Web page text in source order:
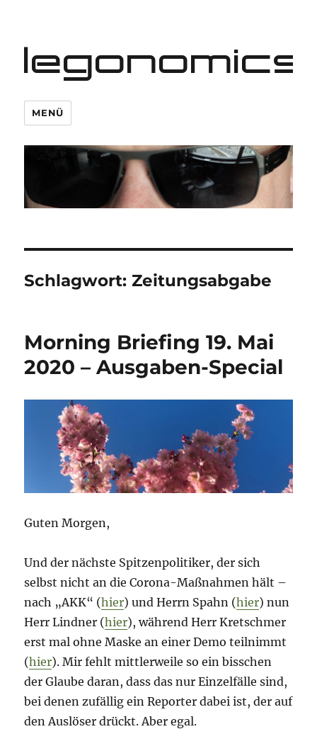
legonomics
MENÜ
Schlagwort:Zeitungsabgabe
Morning Briefing 19. Mai
2020 – Ausgaben-Special
Guten Morgen,
Und der nächste Spitzenpolitiker, der sich
selbst nicht an die Corona-Maßnahmen hält –
nach „AKK“ (hier) und Herrn Spahn (hier) nun
Herr Lindner (hier), während Herr Kretschmer
erst mal ohne Maske an einer Demo teilnimmt
(hier). Mir fehlt mittlerweile so ein bisschen
der Glaube daran, dass das nur Einzelfälle sind,
bei denen zufällig ein Reporter dabei ist, der auf
den Auslöser drückt. Aber egal.